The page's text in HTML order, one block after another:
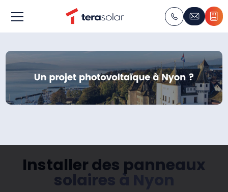
Installer des panneaux
solaires à Nyon